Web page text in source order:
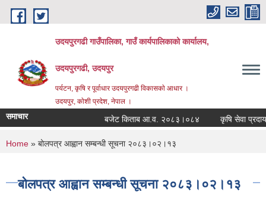
Skip to main content
उदयपुरगढी गाउँपालिका, गाउँ कार्यपालिकाको कार्यालय,
उदयपुरगढी, उदयपुर
पर्यटन, कृषि र पूर्वाधार उदयपुरगढी विकासकाे आधार ।
उदयपुर, काेशी प्रदेश, नेपाल ।
समाचार बजेट किताब आ.व. २०८३।०८४ कृषि सेवा
You are here
Home » बोलपत्र आह्वान सम्बन्धी सूचना २०८३।०२।१३
बोलपत्र आह्वान सम्बन्धी सूचना २०८३।०२।१३